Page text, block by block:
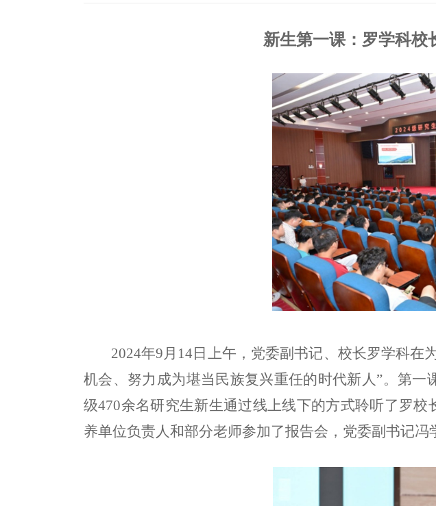
新生第一课：罗学科校
2024年9月14日上午，党委副书记、校长罗学科在
机会、努力成为堪当民族复兴重任的时代新人”。第
级470余名研究生新生通过线上线下的方式聆听了罗
养单位负责人和部分老师参加了报告会，党委副书记冯